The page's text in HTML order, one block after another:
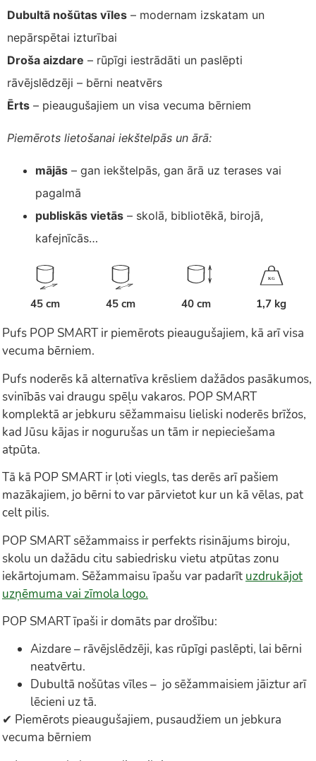
Dubultā nošūtas vīles – modernam izskatam un
nepārspētai izturībai
Droša aizdare – rūpīgi iestrādāti un paslēpti
rāvējslēdzēji – bērni neatvērs
Ērts – pieaugušajiem un visa vecuma bērniem
Piemērots lietošanai iekštelpās un ārā:
mājās – gan iekštelpās, gan ārā uz terases vai
pagalmā
publiskās vietās – skolā, bibliotēkā, birojā,
kafejnīcās…
45 cm 45 cm 40 cm
KG
1,7 kg
Pufs POP SMART ir piemērots pieaugušajiem, kā arī visa
vecuma bērniem.
Pufs noderēs kā alternatīva krēsliem dažādos pasākumos,
svinībās vai draugu spēļu vakaros. POP SMART
komplektā ar jebkuru sēžammaisu lieliski noderēs brīžos,
kad Jūsu kājas ir nogurušas un tām ir nepieciešama
atpūta.
Tā kā POP SMART ir ļoti viegls, tas derēs arī pašiem
mazākajiem, jo bērni to var pārvietot kur un kā vēlas, pat
celt pilis.
POP SMART sēžammaiss ir perfekts risinājums biroju,
skolu un dažādu citu sabiedrisku vietu atpūtas zonu
iekārtojumam. Sēžammaisu īpašu var padarīt uzdrukājot
uzņēmuma vai zīmola logo.
POP SMART īpaši ir domāts par drošību:
Aizdare – rāvējslēdzēji, kas rūpīgi paslēpti, lai bērni
neatvērtu.
Dubultā nošūtas vīles – jo sēžammaisiem jāiztur arī
lēcieni uz tā.
✔ Piemērots pieaugušajiem, pusaudžiem un jebkura
vecuma bērniem